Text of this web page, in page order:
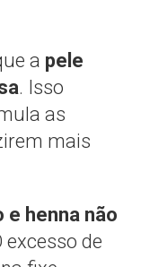
a pele
. Isso
as
mais
e henna não
excesso de